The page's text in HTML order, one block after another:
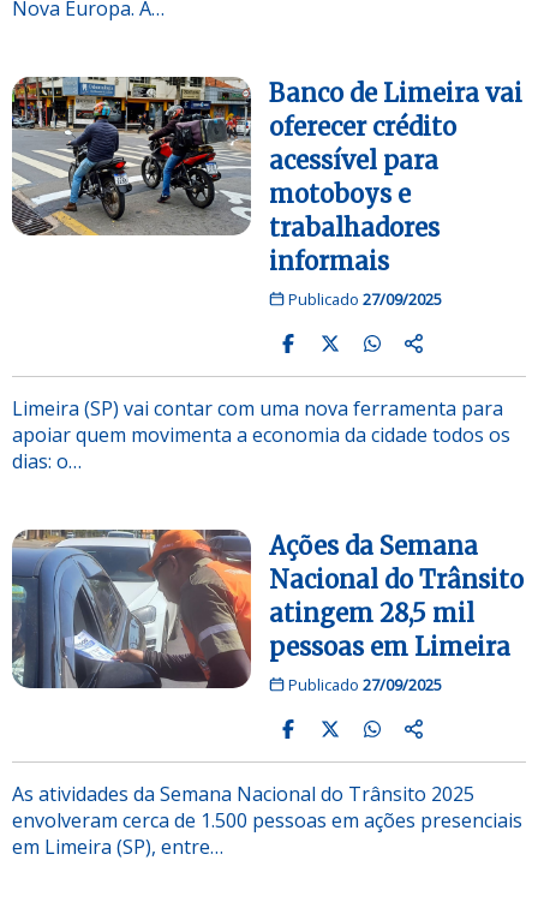
Nova Europa. A…
Banco de Limeira vai
oferecer crédito
acessível para
motoboys e
trabalhadores
informais
Publicado 27/09/2025
Limeira (SP) vai contar com uma nova ferramenta para
apoiar quem movimenta a economia da cidade todos os
dias: o…
Ações da Semana
Nacional do Trânsito
atingem 28,5 mil
pessoas em Limeira
Publicado 27/09/2025
As atividades da Semana Nacional do Trânsito 2025
envolveram cerca de 1.500 pessoas em ações presenciais
em Limeira (SP), entre…